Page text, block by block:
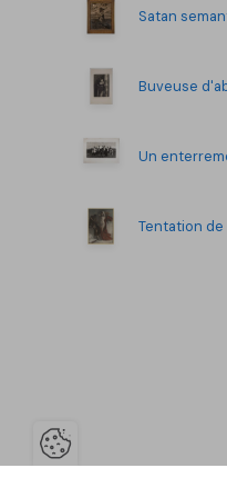
Satan
Buveuse
Un
Tentation de
Ouvrir la